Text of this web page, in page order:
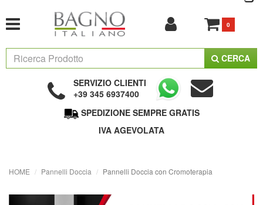
0
CERCA
SERVIZIO CLIENTI
+39 345 6937400
SPEDIZIONE SEMPRE GRATIS
IVA AGEVOLATA
HOME Pannelli Doccia Pannelli Doccia con Cromoterapia